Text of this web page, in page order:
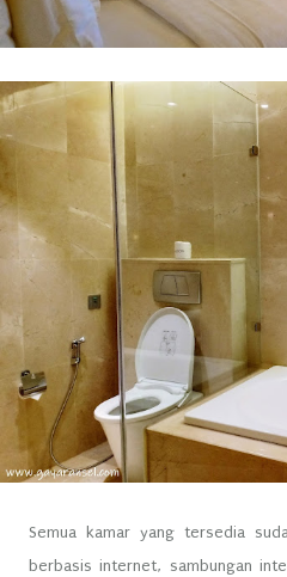
Semua kamar yang tersedia
berbasis internet, sambungan